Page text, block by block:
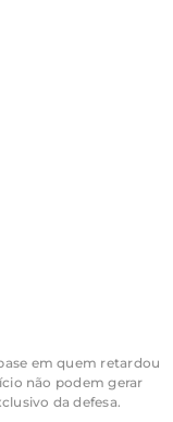
em quem retardou
não podem gerar
da defesa.